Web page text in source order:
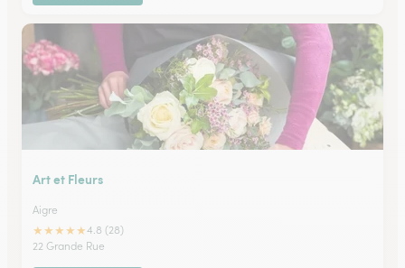
Art et Fleurs
Aigre
★★★★★4.8 (28)
22 Grande Rue